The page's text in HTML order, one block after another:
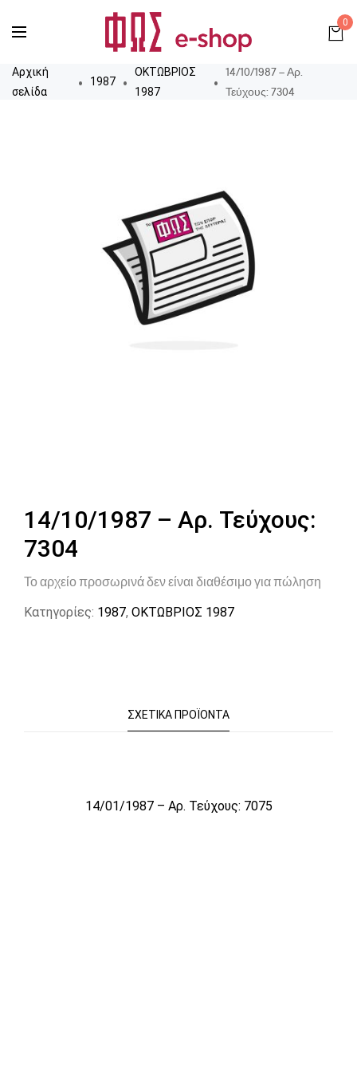
0
Αρχική
σελίδα
1987
ΟΚΤΩΒΡΙΟΣ
1987
14/10/1987 – Αρ.
Τεύχους: 7304
14/10/1987 – Αρ. Τεύχους:
7304
Το αρχείο προσωρινά δεν είναι διαθέσιμο για πώληση
Κατηγορίες: 1987, ΟΚΤΩΒΡΙΟΣ 1987
ΣΧΕΤΙΚΆ ΠΡΟΪΌΝΤΑ
Το αρχείο προσωρινά δεν είναι διαθέσιμο για πώληση
14/01/1987 – Αρ. Τεύχους: 7075